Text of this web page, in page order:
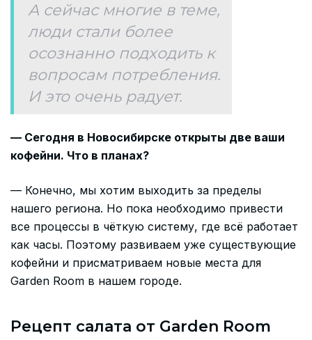
А сейчас многие в теме,
люди стали более
осознанно подходить к
вопросам потребления.
И это очень радует.
— Сегодня в Новосибирске открыты две ваши
кофейни. Что в планах?
— Конечно, мы хотим выходить за пределы
нашего региона. Но пока необходимо привести
все процессы в чёткую систему, где всё работает
как часы. Поэтому развиваем уже существующие
кофейни и присматриваем новые места для
Garden Room в нашем городе.
Рецепт салата от Garden Room